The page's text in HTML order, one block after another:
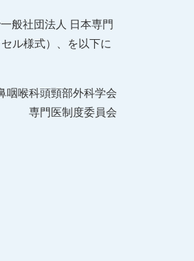
般社団法人 日本専門
ル様式）、を以下に
咽喉科頭頸部外科学会
専門医制度委員会